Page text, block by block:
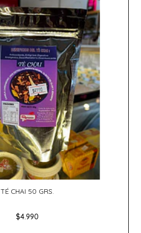
TÉ CHAI 50 GRS.
$4.990